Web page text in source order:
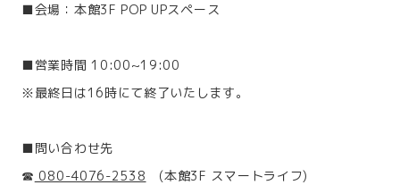
■会場：本館3F POP UPスペース
■営業時間 10:00~19:00
※最終日は16時にて終了いたします。
■問い合わせ先
☎ 080-4076-2538 (本館3F スマートライフ)